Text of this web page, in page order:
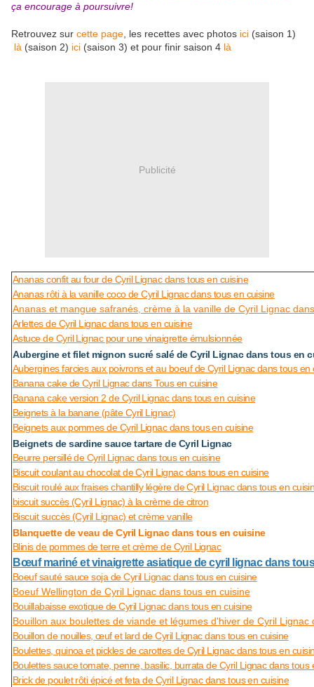
ça encourage à poursuivre!
Retrouvez sur cette page , les recettes avec photos ici (saison 1)
là (saison 2) ici (saison 3) et pour finir saison 4 là
Publicité
Ananas confit au four de Cyril Lignac dans tous en cuisine
Ananas rôti à la vanille coco de Cyril Lignac dans tous en cuisine
Ananas et mangue safranés, crème à la vanille de Cyril Lignac
Arlettes de Cyril Lignac dans tous en cuisine
Astuce de Cyril Lignac pour une vinaigrette émulsionnée
Aubergine et filet mignon sucré salé de Cyril Lignac dans tous en
Aubergines farcies aux poivrons et au boeuf de Cyril Lignac dans tous en
Banana cake de Cyril Lignac dans Tous en cuisine
Banana cake version 2 de Cyril Lignac dans tous en cuisine
Beignets à la banane (pâte Cyril Lignac)
Beignets aux pommes de Cyril Lignac dans tous en cuisine
Beignets de sardine sauce tartare de Cyril Lignac
Beurre persillé de Cyril Lignac dans tous en cuisine
Biscuit coulant au chocolat de Cyril Lignac dans tous en cuisine
Biscuit roulé aux fraises chantilly légère de Cyril Lignac dans tous en
biscuit succès (Cyril Lignac) à la crème de citron
Biscuit succès (Cyril Lignac) et crème vanille
Blanquette de veau de Cyril Lignac dans tous en cuisine
Blinis de pommes de terre et crème de Cyril Lignac
Bœuf mariné et vinaigrette asiatique de cyril lignac dans
Boeuf sauté sauce soja de Cyril Lignac dans tous en cuisine
Boeuf Wellington de Cyril Lignac dans tous en cuisine
Bouillabaisse exotique de Cyril Lignac dans tous en cuisine
Bouillon aux boulettes de viande et légumes d'hiver de Cyril
Bouillon de nouilles, œuf et lard de Cyril Lignac dans tous en cuisine
Boulettes, quinoa et pickles de carottes de Cyril Lignac dans tous en
Boulettes sauce tomate, penne, basilic, burrata de Cyril Lignac dans tous
Brick de poulet rôti épicé et feta de Cyril Lignac dans tous en cuisine